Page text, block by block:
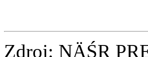
Zdroj: NÄŚR